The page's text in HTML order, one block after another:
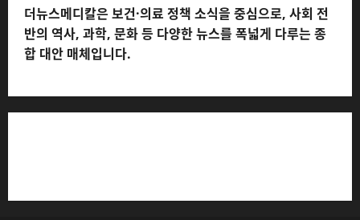
더뉴스메디칼은 보건·의료 정책 소식을 중심으로, 사회 전
반의 역사, 과학, 문화 등 다양한 뉴스를 폭넓게 다루는 종
합 대안 매체입니다.